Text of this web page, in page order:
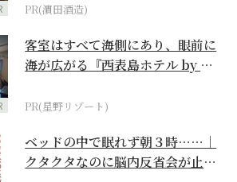
PR(濵田酒造)
客室はすべて海側にあり、眼前に
海が広がる『西表島ホテル by 星
PR(星野リゾート)
ベッドの中で眠れず朝３時……｜
クタクタなのに脳内反省会が止ま